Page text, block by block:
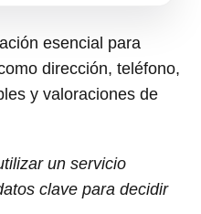
esencial para
dirección, teléfono,
y valoraciones de
un servicio
clave para decidir